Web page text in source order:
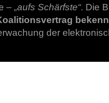
– „aufs Schärfste“. Die
der